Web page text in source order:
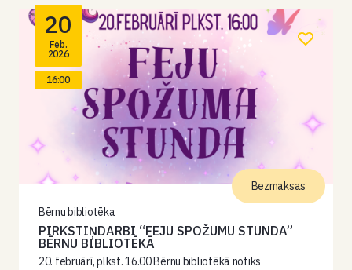
20
Feb.
2026
16:00
Bērnu bibliotēka
PIRKSTIŅDARBI “FEJU SPOŽUMU STUNDA”
BĒRNU BIBLIOTĒKĀ
20. februārī, plkst. 16.00 Bērnu bibliotēkā notiks
Bezmaksas